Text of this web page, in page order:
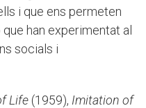
i que ens permeten
han experimentat al
socials i
Life (1959), Imitation of